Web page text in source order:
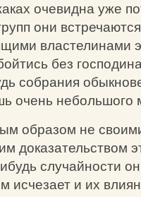
очевидна уже
они
властелинами
без
собрания
очень небольшого
образом не
доказательством
случайности
исчезает и их